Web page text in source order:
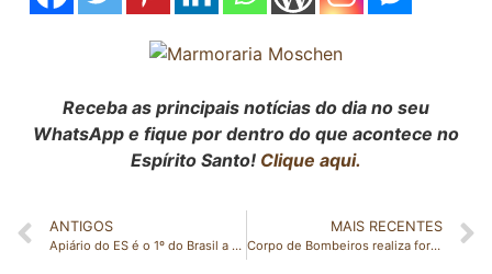
Receba as principais notícias do dia no seu
WhatsApp e fique por dentro do que acontece no
Espírito Santo! Clique aqui.
ANTIGOS
Apiário do ES é o 1º do Brasil a conquistar o Selo Arte para pólen apícola e própolis
MAIS RECENTES
Corpo de Bombeiros realiza formatura da Brigada 21